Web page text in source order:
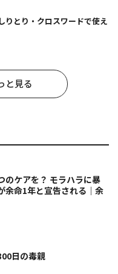
りとり・クロスワードで使え
と見る
のケアを？ モラハラに暴
命1年と宣告される｜余
日の毒親